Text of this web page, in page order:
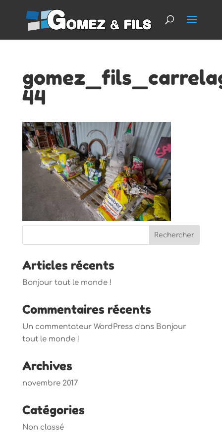
44
Articles récents
Bonjour tout le monde !
Commentaires récents
Un commentateur WordPressdans Bonjour
tout le monde !
Archives
novembre 2017
Catégories
Non classé